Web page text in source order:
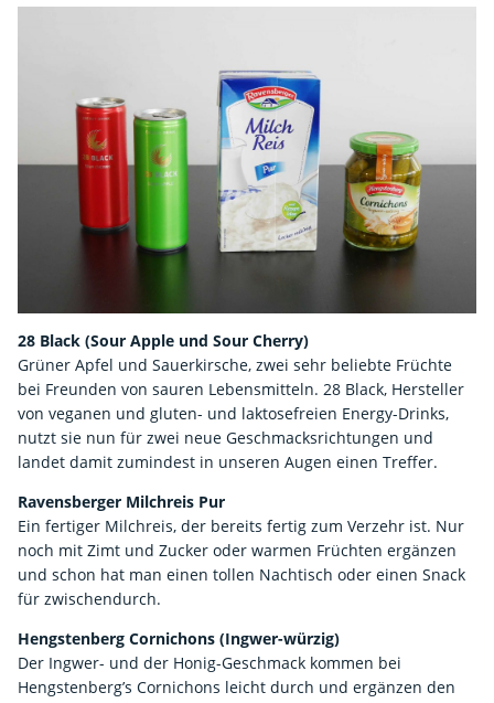
28 Black (Sour Apple und Sour Cherry)
Grüner Apfel und Sauerkirsche, zwei sehr beliebte Früchte
bei Freunden von sauren Lebensmitteln. 28 Black, Hersteller
von veganen und gluten- und laktosefreien Energy-Drinks,
nutzt sie nun für zwei neue Geschmacksrichtungen und
landet damit zumindest in unseren Augen einen Treffer.
Ravensberger Milchreis Pur
Ein fertiger Milchreis, der bereits fertig zum Verzehr ist. Nur
noch mit Zimt und Zucker oder warmen Früchten ergänzen
und schon hat man einen tollen Nachtisch oder einen Snack
für zwischendurch.
Hengstenberg Cornichons (Ingwer-würzig)
Der Ingwer- und der Honig-Geschmack kommen bei
Hengstenberg’s Cornichons leicht durch und ergänzen den